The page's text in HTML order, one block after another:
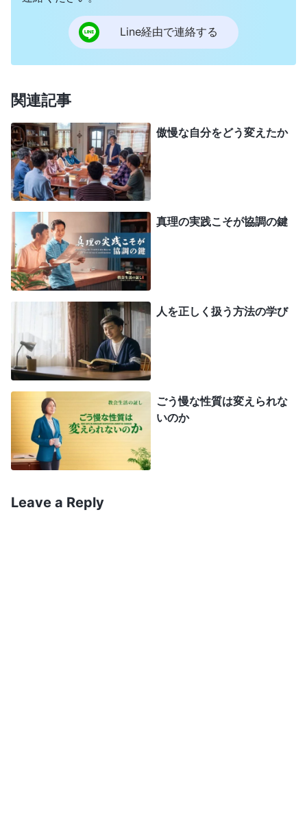
ャーイーは潤しに適任だし、今すぐそんな人が必要
なの。あなたは自説にこだわってる。それは身勝手
で独断専行じゃない？ 教会での選任はあなたを通
くせない。あなたは傲慢で自分勝手すぎる。自分の
材育成を邪魔してるのよ？」指導者のそんな取り扱
いを聞いて動揺したが、同時に反感を覚えた。自分
は経験豊富で人を見極めることができ、チャーイー
についても間違ってるはずはない。けど、みんな反
対なんだから、押し通すわけにはいかない。そこで
渋々言った。「二人とも彼女が変わったと言うな
ら、潤しを任せましょう。駄目ならすぐ交代で
す」。
帰宅後、指導者に叱られたことを思い出し、不
安になった。それが本当なら、僕は悪を行ない、神
に逆らってるんじゃないか？ これは重大だ。でも
思った。じっくり考え、チャーイーに任せないこと
にしたんだ。なぜあんなことを言うんだ？ 僕のど
こが間違ってる？ 探求しようと神に祈った。「神
よ、この姉妹の批判をなかなか受け入れられませ
べきかわかりません。道をお示しください」。祈っ
Line経由で連絡する
関連記事
傲慢な自分をどう変えたか
真理の実践こそが協調の鍵
人を正しく扱う方法の学び
ごう慢な性質は変えられな
いのか
Leave a Reply